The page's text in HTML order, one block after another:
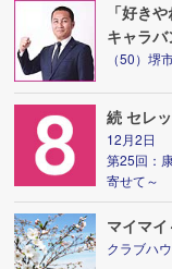
「好き
キャラバ
（50）堺
続 セレ
12月2日
第25回：
寄せて～
マイマ
クラブハ